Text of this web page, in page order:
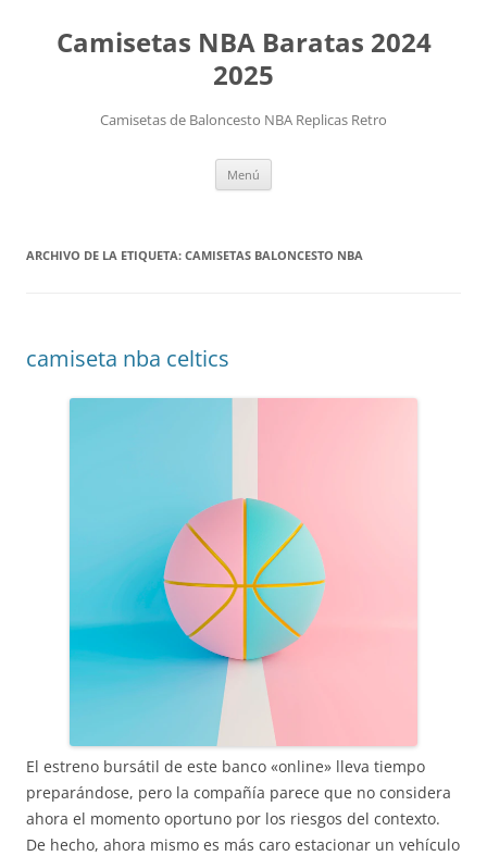
Camisetas NBA Baratas 2024
2025
Camisetas de Baloncesto NBA Replicas Retro
Menú
ARCHIVO DE LA ETIQUETA: CAMISETAS BALONCESTO NBA
camiseta nba celtics
El estreno bursátil de este banco «online» lleva tiempo
preparándose, pero la compañía parece que no considera
ahora el momento oportuno por los riesgos del contexto.
De hecho, ahora mismo es más caro estacionar un vehículo